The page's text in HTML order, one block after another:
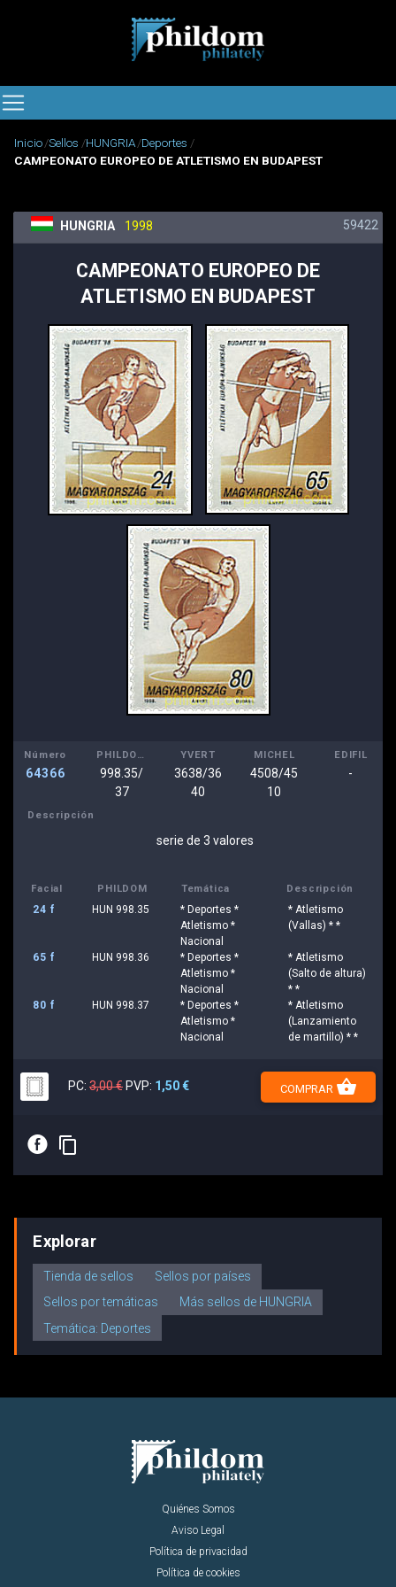
Inicio Sellos HUNGRIA Deportes
CAMPEONATO EUROPEO DE ATLETISMO EN BUDAPEST
HUNGRIA 1998 59422
CAMPEONATO EUROPEO DE
ATLETISMO EN BUDAPEST
Número
64366
PHILDOM
998.35/
37
YVERT
3638/36
40
MICHEL
4508/45
10
EDIFIL
-
Descripción
serie de 3 valores
Facial PHILDOM Temática Descripción
24 f HUN 998.35
* Deportes *
Atletismo *
Nacional
* Atletismo
(Vallas) * *
65 f HUN 998.36
* Deportes *
Atletismo *
Nacional
* Atletismo
(Salto de altura)
* *
80 f
HUN 998.37
* Deportes *
Atletismo *
Nacional
* Atletismo
(Lanzamiento
de martillo) * *
PC: 3,00 € PVP: 1,50 € COMPRAR shopping_basket
E content_copy
Explorar
Tienda de sellos
Sellos por países
Sellos por temáticas
Más sellos de HUNGRIA
Temática: Deportes
Quiénes Somos
Aviso Legal
Política de privacidad
Política de cookies